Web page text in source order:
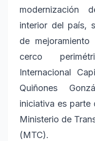
modernización
interior del país,
de
cerco
Internacional
Quiñones
iniciativa es parte
Ministerio de
(MTC).